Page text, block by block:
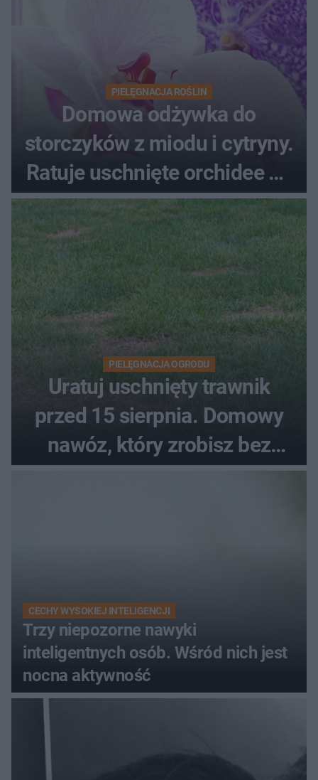
PIELĘGNACJA ROŚLIN
Domowa odżywka do
storczyków z miodu i cytryny.
Ratuje uschnięte orchidee po
upałach
PIELĘGNACJA OGRODU
Uratuj uschnięty trawnik
przed 15 sierpnia. Domowy
nawóz, który zrobisz bez
CECHY WYSOKIEJ INTELIGENCJI
Trzy niepozorne nawyki
inteligentnych osób. Wśród nich jest
nocna aktywność